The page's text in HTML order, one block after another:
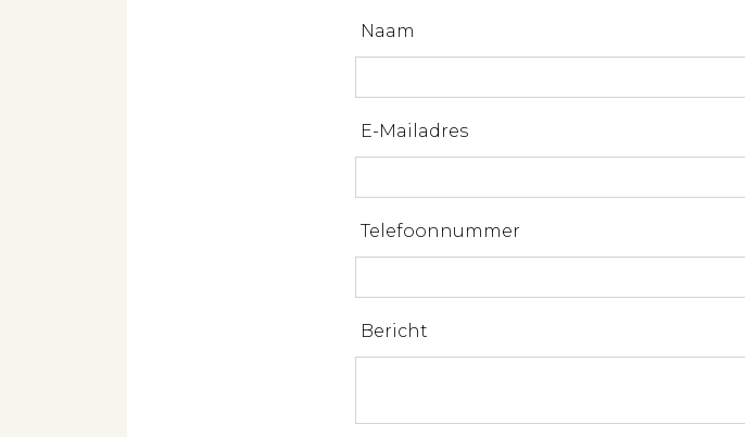
Naam
E-Mailadres
Telefoonnummer
Bericht